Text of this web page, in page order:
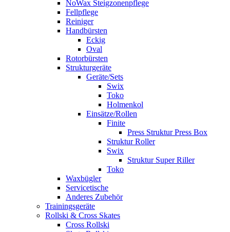
NoWax Steigzonenpflege
Fellpflege
Reiniger
Handbürsten
Eckig
Oval
Rotorbürsten
Strukturgeräte
Geräte/Sets
Swix
Toko
Holmenkol
Einsätze/Rollen
Finite
Press Struktur Press Box
Struktur Roller
Swix
Struktur Super Riller
Toko
Waxbügler
Servicetische
Anderes Zubehör
Trainingsgeräte
Rollski & Cross Skates
Cross Rollski